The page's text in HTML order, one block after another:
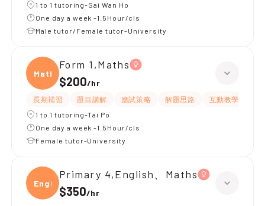
1 to 1 tutoring-Sai Wan Ho
One day a week -1.5Hour/cls
Male tutor/Female tutor-University
Maths
Form 1,Maths
$200/hr
長期補習 題目講解 應試策略 解題思路 互動教學
1 to 1 tutoring-Tai Po
One day a week -1.5Hour/cls
Female tutor-University
Engli
Primary 4,English、Maths
$350/hr